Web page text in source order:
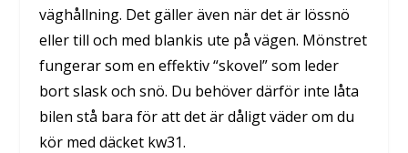
väghållning. Det gäller även när det är lössnö
eller till och med blankis ute på vägen. Mönstret
fungerar som en effektiv “skovel” som leder
bort slask och snö. Du behöver därför inte låta
bilen stå bara för att det är dåligt väder om du
kör med däcket kw31.